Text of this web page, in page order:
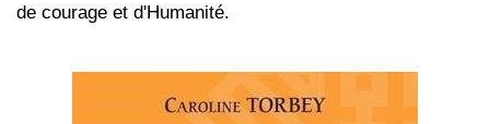
de courage et d'Humanité.